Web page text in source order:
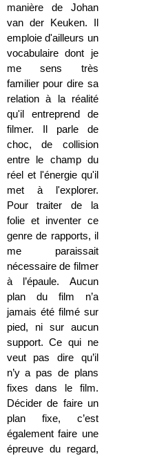
manière de Johan
van der Keuken. Il
emploie d'ailleurs un
vocabulaire dont je
me sens très
familier pour dire sa
relation à la réalité
qu'il entreprend de
filmer. Il parle de
choc, de collision
entre le champ du
réel et l'énergie qu'il
met à l'explorer.
Pour traiter de la
folie et inventer ce
genre de rapports, il
me paraissait
nécessaire de filmer
à l’épaule. Aucun
plan du film n’a
jamais été filmé sur
pied, ni sur aucun
support. Ce qui ne
veut pas dire qu’il
n’y a pas de plans
fixes dans le film.
Décider de faire un
plan fixe, c’est
également faire une
épreuve du regard,